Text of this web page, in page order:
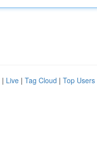
| Live | Tag Cloud | Top Users